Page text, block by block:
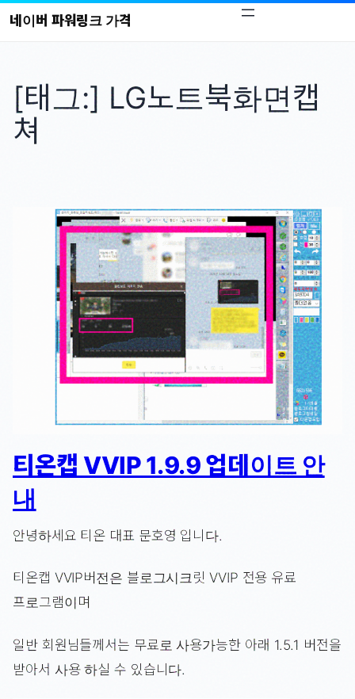
콘
가
네이버 파워링크 가격
[태그:] LG노트북화면캡
쳐
티온캡 VVIP 1.9.9 업데이트 안
내
안녕하세요 티온 대표 문호영 입니다.
티온캡 VVIP버전은 블로그시크릿 VVIP 전용 유료
프로그램이며
일반 회원님들께서는 무료로 사용가능한 아래 1.5.1 버전을
받아서 사용 하실 수 있습니다.